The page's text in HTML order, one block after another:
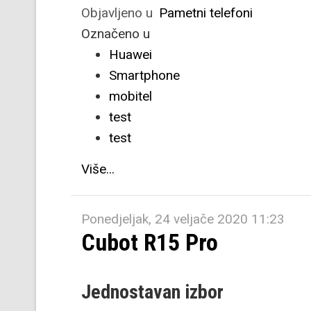
Objavljeno u Pametni telefoni
Označeno u
Huawei
Smartphone
mobitel
test
test
Više...
Ponedjeljak, 24 veljače 2020 11:23
Cubot R15 Pro
Jednostavan izbor